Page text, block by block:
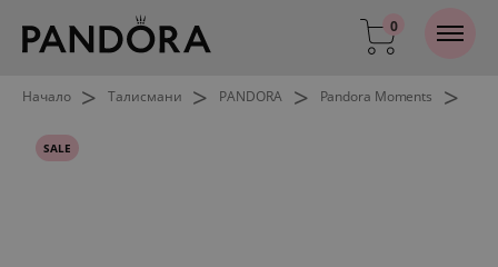
0
Начало > Талисмани > PANDORA > Pandora Moments >
SALE